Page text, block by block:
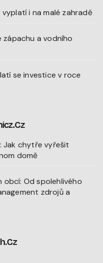
i na malé zahradě
a vodního
se investice v roce
Jak chytře vyřešit
domě
obcí: Od spolehlivého
zdrojů a